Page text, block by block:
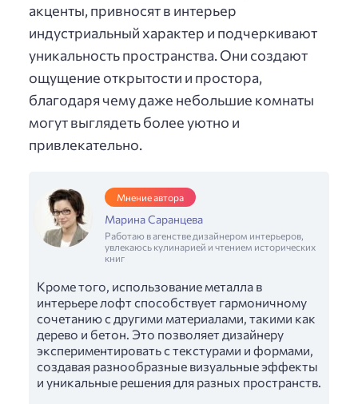
акценты, привносят в интерьер
индустриальный характер и подчеркивают
уникальность пространства. Они создают
ощущение открытости и простора,
благодаря чему даже небольшие комнаты
могут выглядеть более уютно и
привлекательно.
Мнение автора
Марина Саранцева
Работаю в агенстве дизайнером интерьеров,
увлекаюсь кулинарией и чтением исторических
книг
Кроме того, использование металла в
интерьере лофт способствует гармоничному
сочетанию с другими материалами, такими как
дерево и бетон. Это позволяет дизайнеру
экспериментировать с текстурами и формами,
создавая разнообразные визуальные эффекты
и уникальные решения для разных пространств.